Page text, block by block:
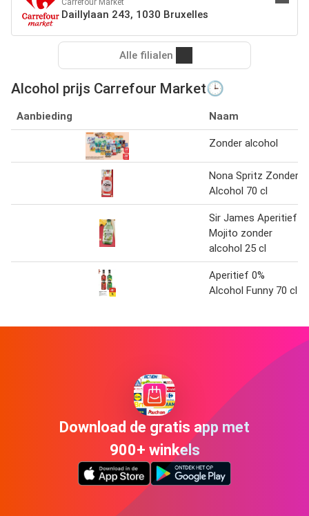
Daillylaan 243, 1030 Bruxelles
Alle filialen
Alcohol prijs Carrefour Market🕒
Aanbieding Naam
Zonder alcohol
Nona Spritz Zonder
Alcohol 70 cl
Sir James Aperitief
Mojito zonder
alcohol 25 cl
Aperitief 0%
Alcohol Funny 70 cl
Download de gratis app met
900+ winkels